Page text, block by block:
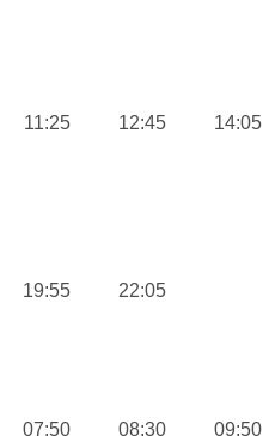
11:25 12:45 14:05
19:55 22:05
07:50 08:30 09:50